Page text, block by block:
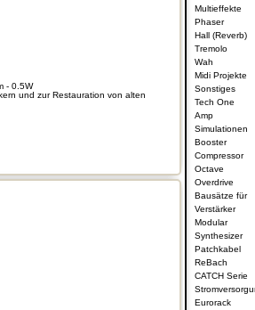
- 0.5W
und zur Restauration von alten
Multieffekte
Phaser
Hall (Reverb)
Tremolo
Wah
Midi Projekte
Sonstiges
Tech One
Amp
Simulationen
Booster
Compressor
Octave
Overdrive
Bausätze für
Verstärker
Modular
Synthesizer
Patchkabel
ReBach
CATCH Serie
Eurorack